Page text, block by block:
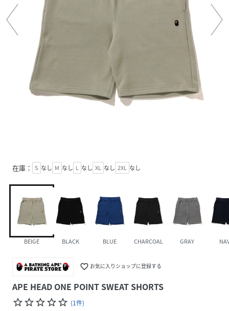
在庫： S なし M なし L なし XL なし 2XL なし
BEIGE BLACK BLUE CHARCOAL GRAY
favorite_border お気に入りショップに登録する
APE HEAD ONE POINT SWEAT SHORTS
star_borderstar_borderstar_borderstar_borderstar_border (1件)